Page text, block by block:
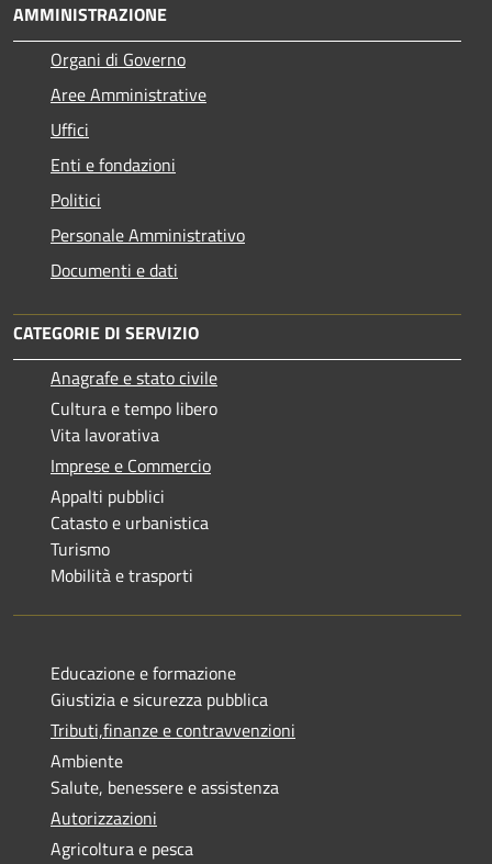
AMMINISTRAZIONE
Organi di Governo
Aree Amministrative
Uffici
Enti e fondazioni
Politici
Personale Amministrativo
Documenti e dati
CATEGORIE DI SERVIZIO
Anagrafe e stato civile
Cultura e tempo libero
Vita lavorativa
Imprese e Commercio
Appalti pubblici
Catasto e urbanistica
Turismo
Mobilità e trasporti
Educazione e formazione
Giustizia e sicurezza pubblica
Tributi,finanze e contravvenzioni
Ambiente
Salute, benessere e assistenza
Autorizzazioni
Agricoltura e pesca